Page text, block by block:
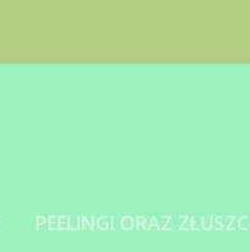
PEELINGI ORAZ